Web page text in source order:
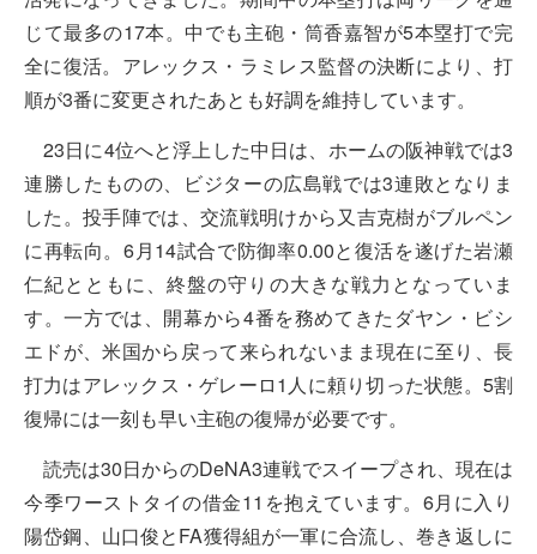
じて最多の17本。中でも主砲・筒香嘉智が5本塁打で完
全に復活。アレックス・ラミレス監督の決断により、打
順が3番に変更されたあとも好調を維持しています。
23日に4位へと浮上した中日は、ホームの阪神戦では3
連勝したものの、ビジターの広島戦では3連敗となりま
した。投手陣では、交流戦明けから又吉克樹がブルペン
に再転向。6月14試合で防御率0.00と復活を遂げた岩瀬
仁紀とともに、終盤の守りの大きな戦力となっていま
す。一方では、開幕から4番を務めてきたダヤン・ビシ
エドが、米国から戻って来られないまま現在に至り、長
打力はアレックス・ゲレーロ1人に頼り切った状態。5割
復帰には一刻も早い主砲の復帰が必要です。
読売は30日からのDeNA3連戦でスイープされ、現在は
今季ワーストタイの借金11を抱えています。6月に入り
陽岱鋼、山口俊とFA獲得組が一軍に合流し、巻き返しに